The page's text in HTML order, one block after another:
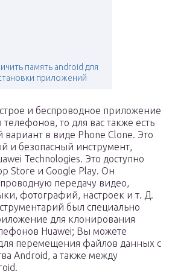
память android для
приложений
и беспроводное приложение
то для вас также есть
в виде Phone Clone. Это
и безопасный инструмент,
Technologies. Это доступно
Store и Google Play. Он
передачу видео,
фотографий, настроек и т. Д.
был специально
для клонирования
Huawei; Вы можете
для перемещения файлов данных с
Android, а также между